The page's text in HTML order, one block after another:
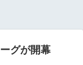
グが開幕